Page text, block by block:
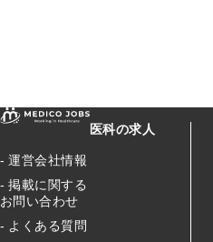
運営会社情報
掲載に関する
お問い合わせ
よくある質問
医科の求人